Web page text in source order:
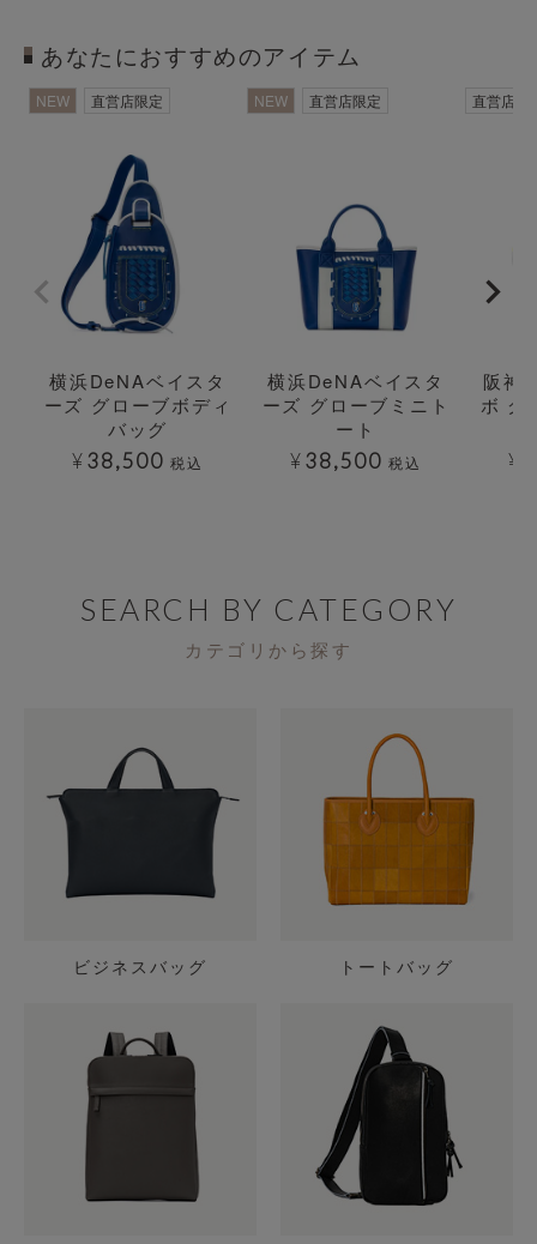
あなたにおすすめのアイテム
NEW 直営店限定
横浜DeNAベイスタ
ーズ グローブボディ
バッグ
¥38,500 税込
NEW 直営店限定
横浜DeNAベイスタ
ーズ グローブミニト
ート
¥38,500 税込
直営店限
阪神
ボ グ
¥
SEARCH BY CATEGORY
カテゴリから探す
ビジネスバッグ トートバッグ